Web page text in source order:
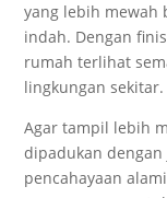
yang lebih mewah
indah. Dengan
rumah terlihat
lingkungan sekitar.
Agar tampil lebih
dipadukan
pencahayaan